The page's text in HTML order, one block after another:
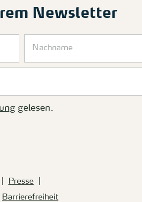
Newsletter
gelesen.
Presse
Barrierefreiheit